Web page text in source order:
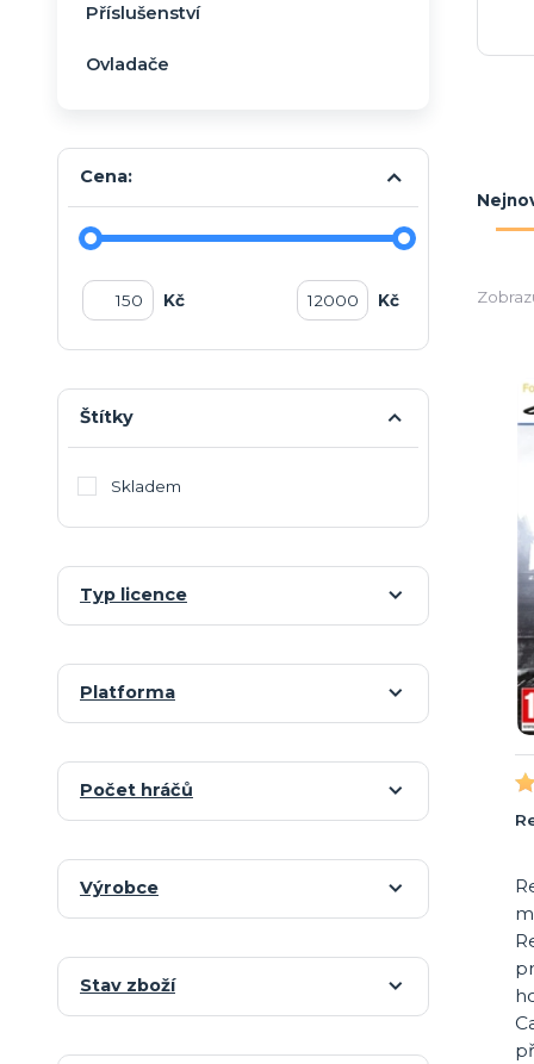
Příslušenství
Ovladače
Cena:
Kč Kč
Štítky
Skladem
Typ licence
Platforma
Počet hráčů
Výrobce
Stav zboží